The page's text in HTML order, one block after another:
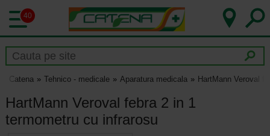
40
Catena Tehnico - medicale Aparatura medicala HartMann Veroval
HartMann Veroval febra 2 in 1
termometru cu infrarosu